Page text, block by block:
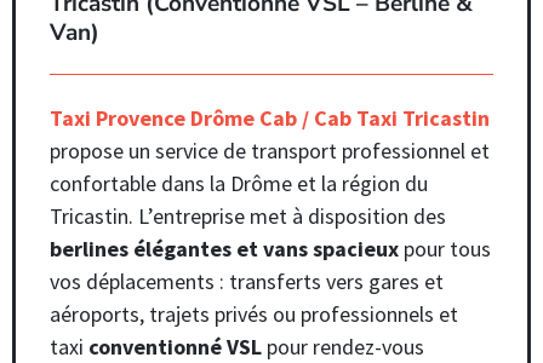
Van)
Taxi Provence Drôme Cab / Cab Taxi Tricastin
propose un service de transport professionnel et
confortable dans la Drôme et la région du
Tricastin. L’entreprise met à disposition des
berlines élégantes et vans spacieux pour tous
vos déplacements : transferts vers gares et
aéroports, trajets privés ou professionnels et
taxi conventionné VSL pour rendez-vous